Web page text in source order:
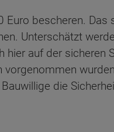
bescheren. Das
Unterschätzt
hier auf der sicheren
die